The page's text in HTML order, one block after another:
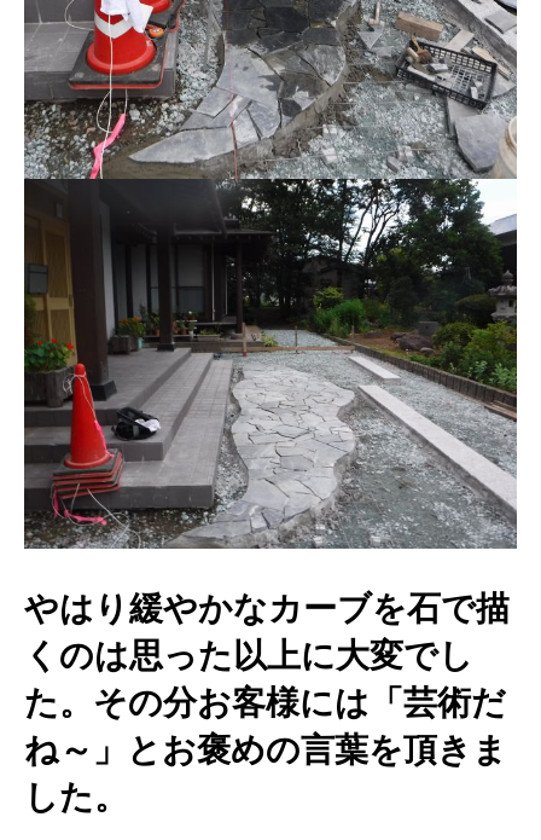
やはり緩やかなカーブを石で描
くのは思った以上に大変でし
た。その分お客様には「芸術だ
ね～」とお褒めの言葉を頂きま
した。